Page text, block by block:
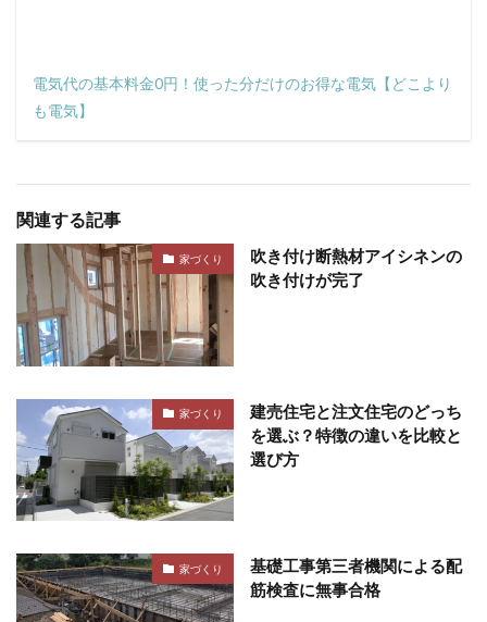
電気代の基本料金0円！使った分だけのお得な電気【どこより
も電気】
関連する記事
家づくり
吹き付け断熱材アイシネンの
吹き付けが完了
家づくり
建売住宅と注文住宅のどっち
を選ぶ？特徴の違いを比較と
選び方
家づくり
基礎工事第三者機関による配
筋検査に無事合格